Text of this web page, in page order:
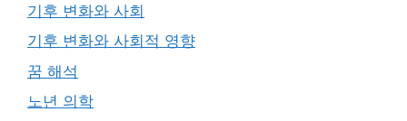
기후 변화와 사회
기후 변화와 사회적 영향
꿈 해석
노년 의학